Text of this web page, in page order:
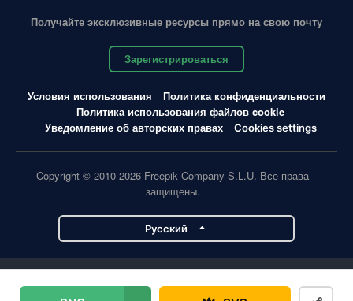
Получайте эксклюзивные ресурсы прямо на свою почту
Зарегистрироваться
Условия использования
Политика конфиденциальности
Политика использования файлов cookie
Уведомление об авторских правах
Cookies settings
Copyright © 2010-2026 Freepik Company S.L.U. Все права
защищены.
Pусский